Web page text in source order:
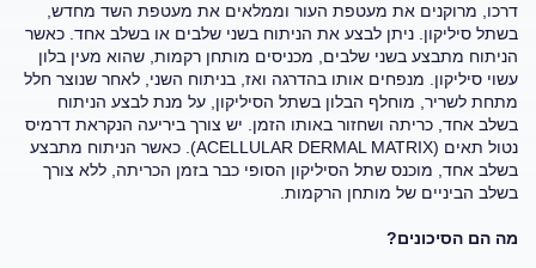
דרכו, מרוקנים את מעטפת העור וממלאים את מעטפת השד מחדש,
בשתל סיליקון. ניתן לבצע את הניתוח בשני שלבים או בשלב אחד. כאשר
הניתוח מתבצע בשני שלבים, מכניסים מותחן רקמות, שהוא מעין בלון
עשוי סיליקון. מנפחים אותו בהדרגה ואז, בניתוח השני, לאחר שנוצר חלל
מתחת לשריר, מוחלף הבלון בשתל הסיליקון, על מנת לבצע הניתוח
בשלב אחד, כריתה ושחזור באותו הזמן. יש צורך ביריעה הנקראת דרמיס
נטול תאים (ACELLULAR DERMAL MATRIX). כאשר הניתוח מתבצע
בשלב אחד, מוכנס שתל הסיליקון הסופי כבר בזמן הכריתה, ללא צורך
בשלב הביניים של מותחן הרקמות.
מה הם הסיכונים?